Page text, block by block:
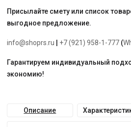
Присылайте смету или список
выгодное предложение.
info@shoprs.ru +7 (921) 958-1-777 (
Гарантируем индивидуальный
экономию!
Описание